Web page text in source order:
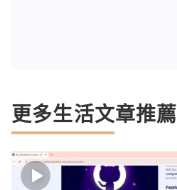
更多生活文章推薦